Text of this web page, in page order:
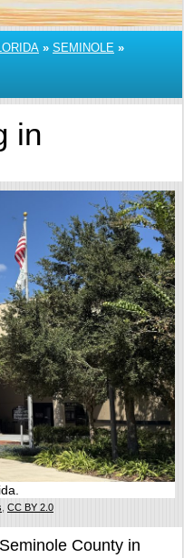
» SEMINOLE »
in
CC BY 2.0
County in